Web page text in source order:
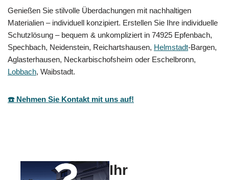
Genießen Sie stilvolle Überdachungen mit nachhaltigen
Materialien – individuell konzipiert. Erstellen Sie Ihre individuelle
Schutzlösung – bequem & unkompliziert in 74925 Epfenbach,
Spechbach, Neidenstein, Reichartshausen, Helmstadt-Bargen,
Aglasterhausen, Neckarbischofsheim oder Eschelbronn,
Lobbach, Waibstadt.
☎️ Nehmen Sie Kontakt mit uns auf!
Ihr